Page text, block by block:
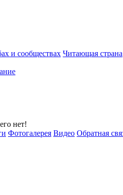
и сообществах Читающая страна
нет!
Фотогалерея Видео Обратная